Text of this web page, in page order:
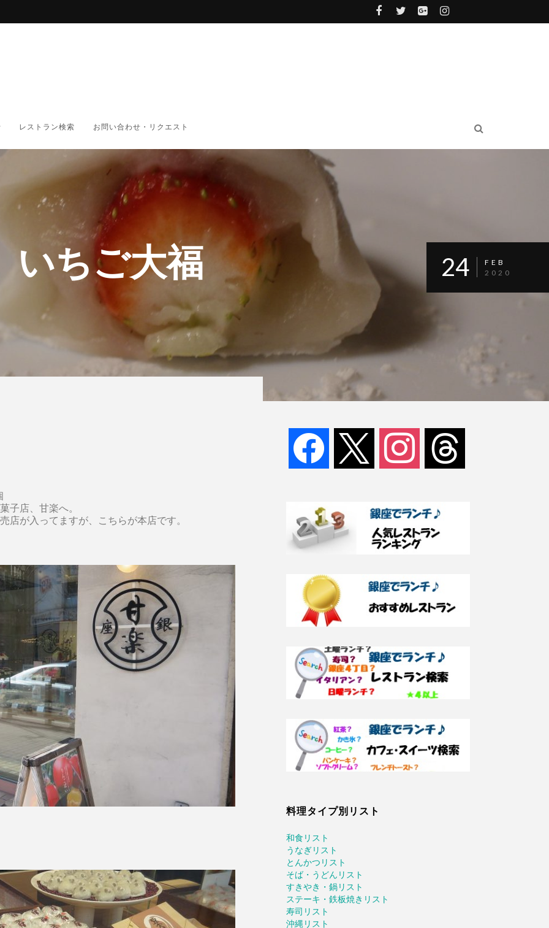
レストラン検索 お問い合わせ・リクエスト
ちご大福 24
FEB
2020
子店、甘楽へ。
店が入ってますが、こちらが本店です。
facebook instagram threads
料理タイプ別リスト
和食リスト
うなぎリスト
とんかつリスト
そば・うどんリスト
すきやき・鍋リスト
ステーキ・鉄板焼きリスト
寿司リスト
沖縄リスト